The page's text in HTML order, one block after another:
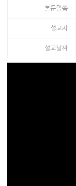
본문말씀
설교자
설교날짜